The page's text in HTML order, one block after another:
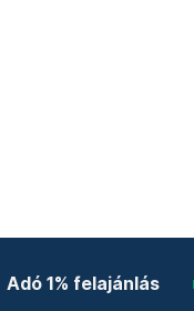
Adó 1% felajánlás